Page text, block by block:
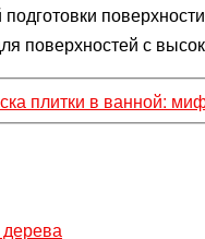
поверхности
поверхностей с
плитки в ванной: